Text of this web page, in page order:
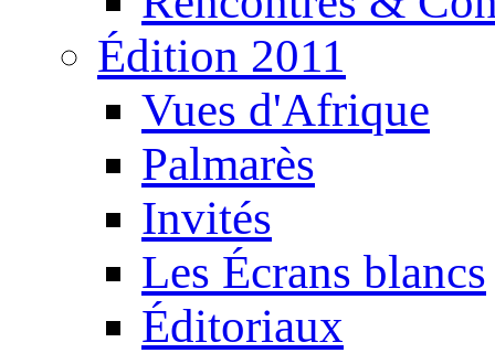
Édition 2011
Vues d'Afrique
Palmarès
Invités
Les Écrans blancs
Éditoriaux